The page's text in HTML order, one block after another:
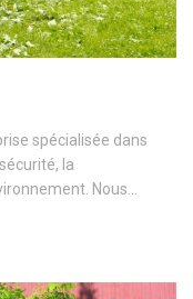
spécialisée dans
la
Nous...